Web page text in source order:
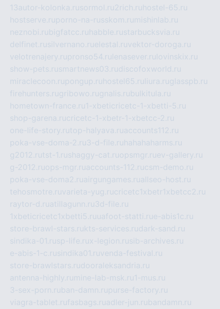
13autor-kolonka.rusormol.ru2rich.ru hostel-65.ru
hostserve.ruporno-na-russkom.ru mishinlab.ru
neznobi.rubigfatcc.ru habble.rustarbucksvia.ru
delfinet.rusilvernano.ruelestal.ruvektor-doroga.ru
velotrenajery.rupronso54.ru lenasever.ru lovinskix.ru
show-pets.rusmartnews03.rudiscofoxworld.ru
miraclecoon.rupongup.ru hostel65.ru liura.ruglasspb.ru
firehunters.rugribowo.rugnalis.rubulkitula.ru
hometown-france.ru1-xbeticricetc-1-xbetti-5.ru
shop-garena.rucricetc-1-xbetr-1-xbetcc-2.ru
one-life-story.rutop-halyava.ruaccounts112.ru
poka-vse-doma-2.ru3-d-file.ru hahahaharms.ru
g2012.rutst-1.rushaggy-cat.ruopsmgr.ruev-gallery.ru
g-2012.ruops-mgr.ruaccounts-112.rucsm-demo.ru
poka-vse-doma2.ruairgungames.ruallseo-host.ru
tehosmotre.ruvarieta-yug.rucricetc1xbetr1xbetcc2.ru
raytor-d.ruatillagunn.ru3d-file.ru
1xbeticricetc1xbetti5.ruuafoot-statti.rue-abis1c.ru
store-brawl-stars.rukts-services.rudark-sand.ru
sindika-01.rusp-life.rux-legion.rusib-archives.ru
e-abis-1-c.rusindika01.ruvenda-festival.ru
store-brawlstars.rudooraleksandria.ru
antenna-highly.ru mine-lab-msk.ru1-mus.ru
3-sex-porn.ruban-damn.rupurse-factory.ru
viagra-tablet.rufasbags.ruadler-jun.rubandamn.ru